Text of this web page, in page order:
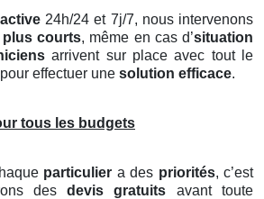
24h/24 et 7j/7, nous intervenons
courts, même en cas d’situation
arrivent sur place avec tout le
effectuer une solution efficace.
tous les budgets
particulier a des priorités, c’est
desdevis gratuits avant toute